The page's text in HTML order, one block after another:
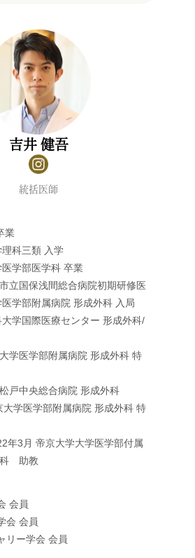
吉井 健吾
統括医師
業
科三類 入学
学部医学科 卒業
立国保浅間総合病院初期研修医
学部附属病院 形成外科 入局
学国際医療センター 形成外科/
学医学部附属病院 形成外科 特
戸中央総合病院 形成外科
大学医学部附属病院 形成外科 特
年3月 帝京大学大学医学部付属
科 助教
会員
会 会員
リー学会 会員